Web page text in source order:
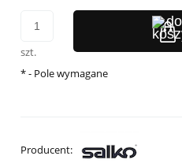
szt.
*- Pole wymagane
Producent: